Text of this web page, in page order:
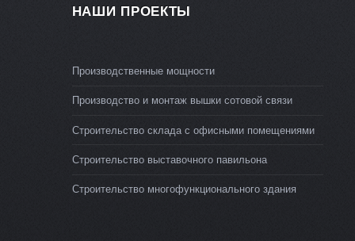
НАШИ ПРОЕКТЫ
Производственные мощности
Производство и монтаж вышки сотовой связи
Строительство склада с офисными помещениями
Строительство выставочного павильона
Строительство многофункционального здания